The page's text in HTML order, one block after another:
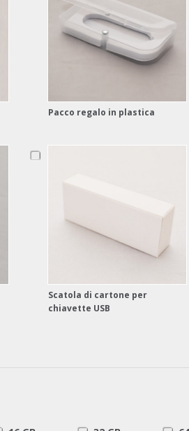
Pacco regalo in plastica
Scatola di cartone per
chiavette USB